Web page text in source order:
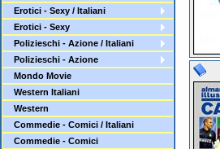
Erotici - Sexy / Italiani
Erotici - Sexy
Polizieschi - Azione / Italiani
Polizieschi - Azione
Mondo Movie
Western Italiani
Western
Commedie - Comici / Italiani
Commedie - Comici